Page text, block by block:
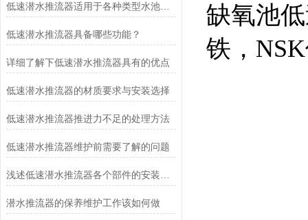
低速潜水推流器适用于各种类型水池的表现
低速潜水推流器具备哪些功能？
详细了解下低速潜水推流器具有的优点
低速潜水推流器的材质要求与安装选择
低速潜水推流器推进力不足的处理方法
低速潜水推流器维护前需要了解的问题
潜水推流器的保养维护工作该如何做
缺氧池
铁，